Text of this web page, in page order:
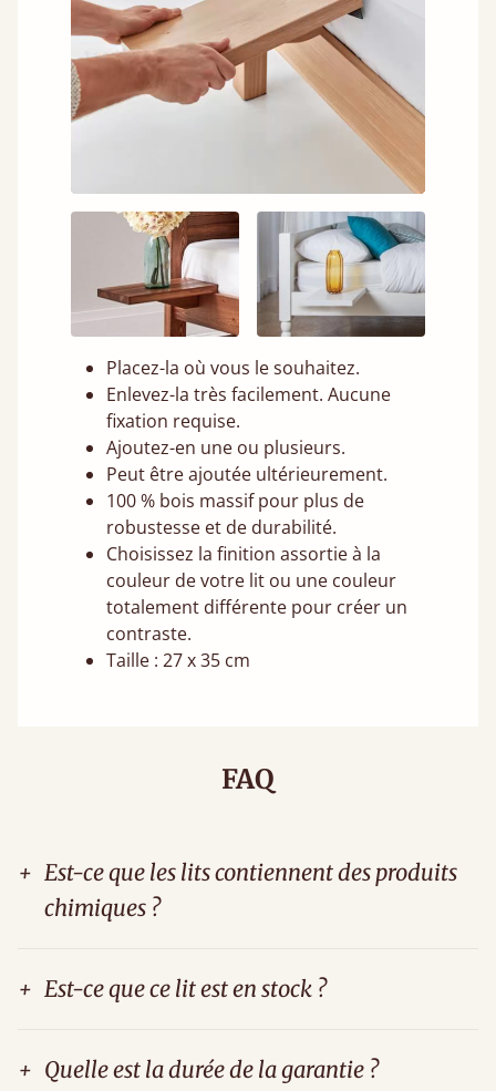
Placez-la où vous le souhaitez.
Enlevez-la très facilement. Aucune
fixation requise.
Ajoutez-en une ou plusieurs.
Peut être ajoutée ultérieurement.
100 % bois massif pour plus de
robustesse et de durabilité.
Choisissez la finition assortie à la
couleur de votre lit ou une couleur
totalement différente pour créer un
contraste.
Taille : 27 x 35 cm
FAQ
+ Est-ce que les lits contiennent des produits
chimiques ?
+ Est-ce que ce lit est en stock ?
+ Quelle est la durée de la garantie ?